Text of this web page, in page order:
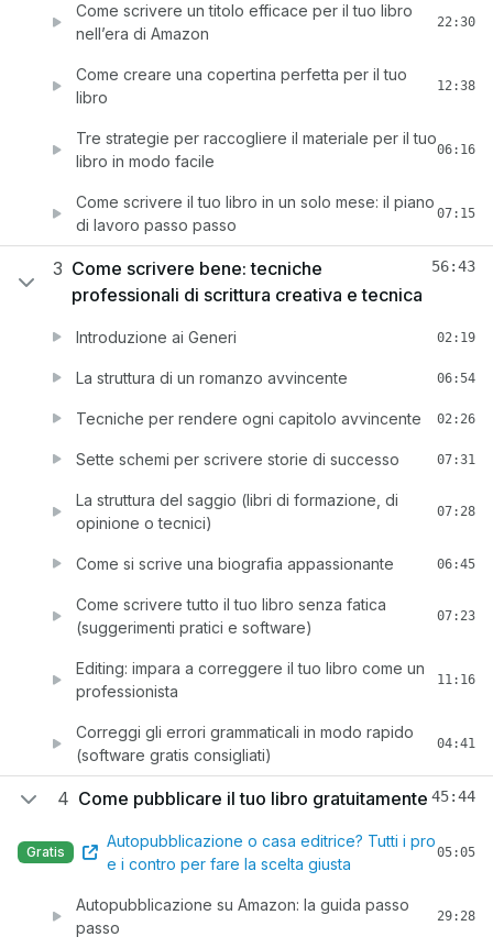
Come scrivere un titolo efficace per il tuo libro
nell’era di Amazon
22:30
Come creare una copertina perfetta per il tuo
libro
12:38
Tre strategie per raccogliere il materiale per il tuo
libro in modo facile
06:16
Come scrivere il tuo libro in un solo mese: il piano
di lavoro passo passo
07:15
3 Come scrivere bene: tecniche
professionali di scrittura creativa e tecnica
56:43
Introduzione ai Generi 02:19
La struttura di un romanzo avvincente 06:54
Tecniche per rendere ogni capitolo avvincente 02:26
Sette schemi per scrivere storie di successo 07:31
La struttura del saggio (libri di formazione, di
opinione o tecnici)
07:28
Come si scrive una biografia appassionante 06:45
Come scrivere tutto il tuo libro senza fatica
(suggerimenti pratici e software)
07:23
Editing: impara a correggere il tuo libro come un
professionista
11:16
Correggi gli errori grammaticali in modo rapido
(software gratis consigliati)
04:41
4 Come pubblicare il tuo libro gratuitamente 45:44
Gratis
Autopubblicazione o casa editrice? Tutti i pro
e i contro per fare la scelta giusta
05:05
Autopubblicazione su Amazon: la guida passo
passo
29:28